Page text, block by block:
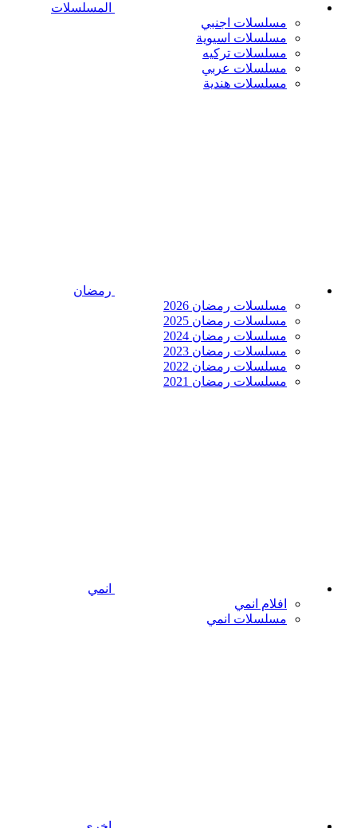
المسلسلات
مسلسلات اجنبي
مسلسلات اسيوية
مسلسلات تركيه
مسلسلات عربي
مسلسلات هندية
رمضان
مسلسلات رمضان 2026
مسلسلات رمضان 2025
مسلسلات رمضان 2024
مسلسلات رمضان 2023
مسلسلات رمضان 2022
مسلسلات رمضان 2021
انمي
افلام انمي
مسلسلات انمي